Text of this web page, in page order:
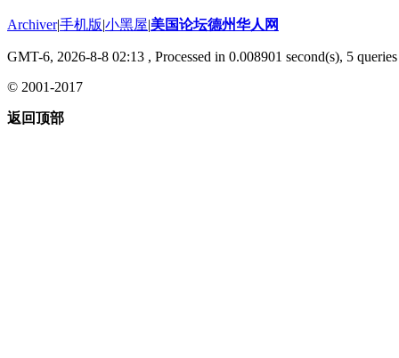
Archiver|手机版|小黑屋|美国论坛德州华人网
GMT-6, 2026-8-8 02:13 , Processed in 0.008901 second(s), 5
© 2001-2017
返回顶部